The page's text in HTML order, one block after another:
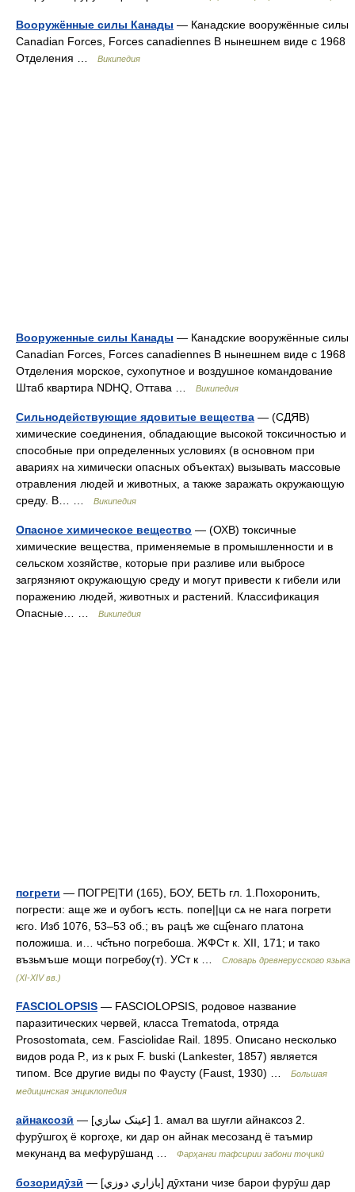
Вооружённые силы Канады — Канадские вооружённые силы
Canadian Forces, Forces canadiennes В нынешнем виде с 1968
Отделения …
Википедия
Вооруженные силы Канады — Канадские вооружённые силы
Canadian Forces, Forces canadiennes В нынешнем виде с 1968
Отделения морское, сухопутное и воздушное командование
Штаб квартира NDHQ, Оттава …
Википедия
Сильнодействующие ядовитые вещества — (СДЯВ)
химические соединения, обладающие высокой токсичностью и
способные при определенных условиях (в основном при
авариях на химически опасных объектах) вызывать массовые
отравления людей и животных, а также заражать окружающую
среду. В… …
Википедия
Опасное химическое вещество — (ОХВ) токсичные
химические вещества, применяемые в промышленности и в
сельском хозяйстве, которые при разливе или выбросе
загрязняют окружающую среду и могут привести к гибели или
поражению людей, животных и растений. Классификация
Опасные… …
Википедия
погрети — ПОГРЕ|ТИ (165), БОУ, БЕТЬ гл. 1.Похоронить,
погрести: аще же и ѹбогъ ѥсть. попе||ци сѧ не нага погрети
ѥго. Изб 1076, 53–53 об.; въ рацѣ же сщ҃енаго платона
положиша. и… чс҃тьно погребоша. ЖФСт к. XII, 171; и тако
възьмъше мощи погребѹ(т). УСт к …
Словарь древнерусского языка
(XI-XIV вв.)
FASCIOLOPSIS — FASCIOLOPSIS, родовое название
паразитических червей, класса Trematoda, отряда
Prosostomata, сем. Fasciolidae Rail. 1895. Описано несколько
видов рода Р., из к рых F. buski (Lankester, 1857) является
типом. Все другие виды по Фаусту (Faust, 1930) …
Большая
медицинская энциклопедия
айнаксозӣ — [عينک سازي] 1. амал ва шуғли айнаксоз 2.
фурӯшгоҳ ё коргоҳе, ки дар он айнак месозанд ё таъмир
мекунанд ва мефурӯшанд …
Фарҳанги тафсирии забони тоҷикӣ
бозоридӯзӣ — [بازاري دوزي] дӯхтани чизе барои фурӯш дар